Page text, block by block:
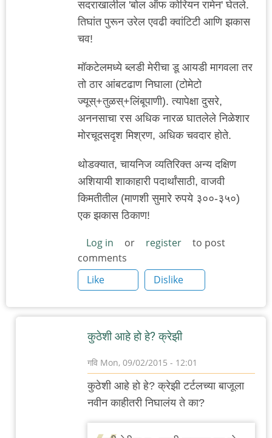
सदराखालील 'बोल ऑफ कोरियन रामेन' घेतले.
तिघांत पुरून उरेल एवढी क्वांटिटी आणि झकास
चव!
मॉकटेलमध्ये ब्लडी मेरीचा डू आयडी मागवला तर
तो ठार आंबटढाण निघाला (टोमेटो
ज्यूस्+तुळस्+लिंबूपाणी). त्यापेक्षा दुसरे,
अननसाचा रस अधिक नारळ घातलेले निळेशार
मोरचूदसदृश मिश्रण, अधिक चवदार होते.
थोडक्यात, चायनिज व्यतिरिक्त अन्य दक्षिण
अशियायी शाकाहारी पदार्थांसाठी, वाजवी
किमतीतील (माणशी सुमारे रुपये ३००-३५०)
एक झकास ठिकाण!
Log in or register
to post
comments
Like
Dislike
कुठेशी आहे हो हे? क्रेझी
गवि Mon, 09/02/2015 - 12:01
In
reply
कुठेशी आहे हो हे? क्रेझी टर्टलच्या बाजूला
नवीन काहीतरी निघालंय ते का?